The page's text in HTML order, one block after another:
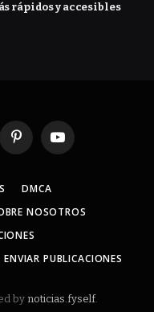
rápidos y accesibles
PinterestYouTube
DMCA
NOSOTROS
ENVIAR PUBLICACIONES
by noticias.fyself.